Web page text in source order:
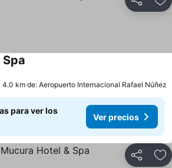
Compartir
4.0 km de: Aeropuerto Internacional Rafael Núñez
para ver los
Ver precios
Compartir